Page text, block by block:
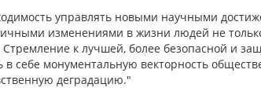
управлять новыми научными
изменениями в жизни людей не
к лучшей, более безопасной и
в себе монументальную векторность
деградацию."